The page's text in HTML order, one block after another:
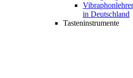
in Deutschland
Tasteninstrumente